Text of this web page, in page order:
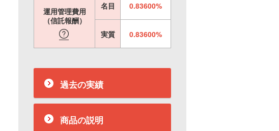
運用管理費用
（信託報酬）
名目 0.83600%
実質 0.83600%
過去の実績
商品の説明